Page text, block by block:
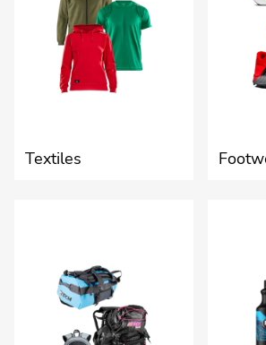
Textiles